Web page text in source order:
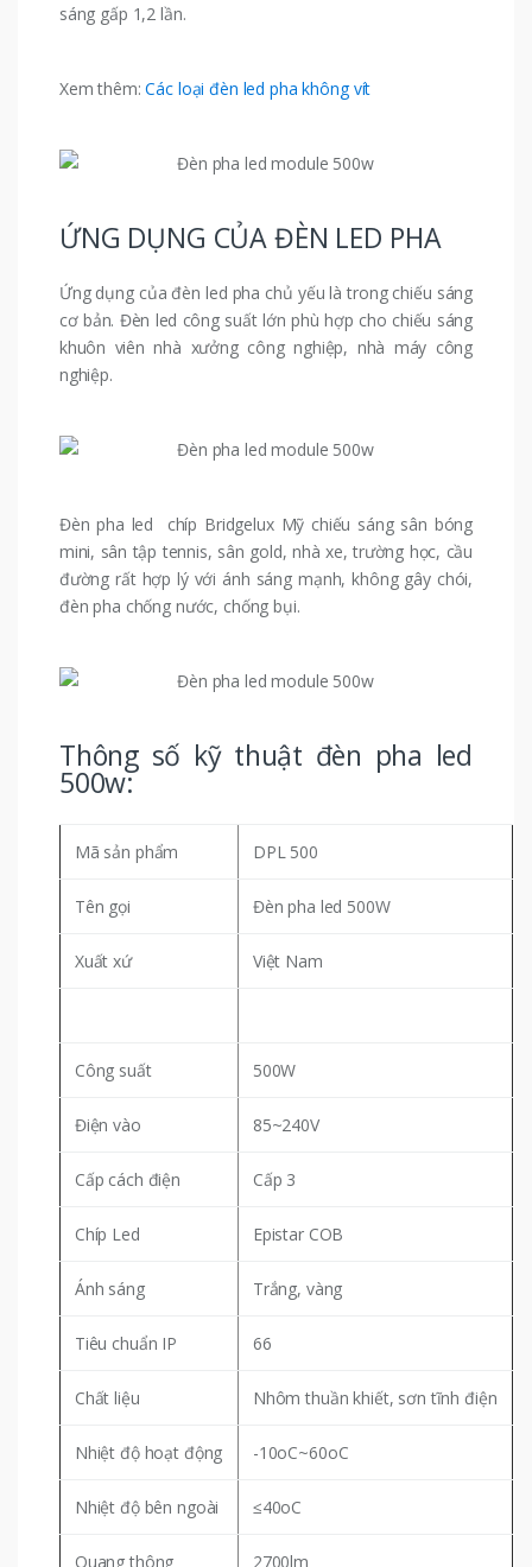
sáng gấp 1,2 lần.
Xem thêm:Các loại đèn led pha không vít
ỨNG DỤNG CỦA ĐÈN LED PHA
Ứng dụng của đèn led pha chủ yếu là trong chiếu sáng
cơ bản. Đèn led công suất lớn phù hợp cho chiếu sáng
khuôn viên nhà xưởng công nghiệp, nhà máy công
nghiệp.
Đèn pha led chíp Bridgelux Mỹ chiếu sáng sân bóng
mini, sân tập tennis, sân gold, nhà xe, trường học, cầu
đường rất hợp lý với ánh sáng mạnh, không gây chói,
đèn pha chống nước, chống bụi.
Thông số kỹ thuật đèn pha led
500w:
Mã sản phẩm DPL 500
Tên gọi Đèn pha led 500W
Xuất xứ Việt Nam
Công suất 500W
Điện vào 85~240V
Cấp cách điện Cấp 3
Chíp Led Epistar COB
Ánh sáng Trắng, vàng
Tiêu chuẩn IP 66
Chất liệu Nhôm thuần khiết, sơn tĩnh điện
Nhiệt độ hoạt động -10oC~60oC
Nhiệt độ bên ngoài ≤40oC
Quang thông 2700lm